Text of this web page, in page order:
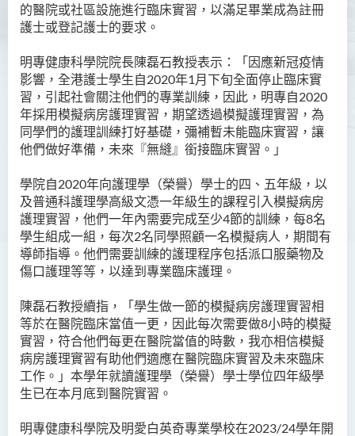
的醫院或社區設施進行臨床實習，以滿足畢業成為註冊
護士或登記護士的要求。
明專健康科學院院長陳磊石教授表示：「因應新冠疫情
影響，全港護士學生自2020年1月下旬全面停止臨床實
習，引起社會關注他們的專業訓練，因此，明專自2020
年採用模擬病房護理實習，期望透過模擬護理實習，為
同學們的護理訓練打好基礎，彌補暫未能臨床實習，讓
他們做好準備，未來『無縫』銜接臨床實習。」
學院自2020年向護理學（榮譽）學士的四、五年級，以
及普通科護理學高級文憑一年級生的課程引入模擬病房
護理實習，他們一年內需要完成至少4節的訓練，每8名
學生組成一組，每次2名同學照顧一名模擬病人，期間有
導師指導。他們需要訓練的護理程序包括派口服藥物及
傷口護理等等，以達到專業臨床護理。
陳磊石教授續指，「學生做一節的模擬病房護理實習相
等於在醫院臨床當值一更，因此每次需要做8小時的模擬
實習，符合他們每更在醫院當值的時數，我亦相信模擬
病房護理實習有助他們適應在醫院臨床實習及未來臨床
工作。」本學年就讀護理學（榮譽）學士學位四年級學
生已在本月底到醫院實習。
明專健康科學院及明愛白英奇專業學校在2023/24學年開